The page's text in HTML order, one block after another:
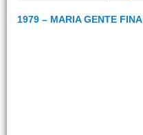
1979 – MARIA GENTE FINA